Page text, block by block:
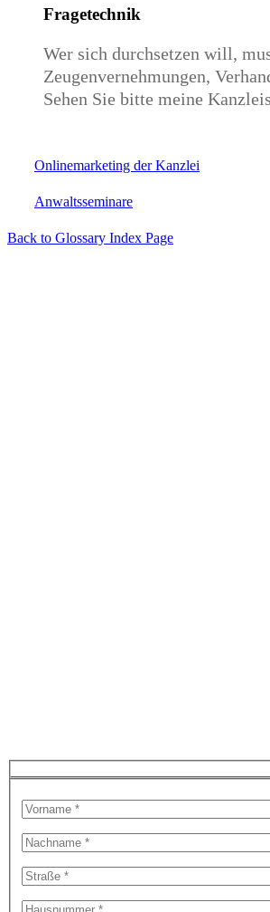
Fragetechnik
Wer sich durchsetzen will,
Zeugenvernehmungen,
Sehen Sie bitte meine
Onlinemarketing der Kanzlei
Anwaltsseminare
Back to Glossary Index Page